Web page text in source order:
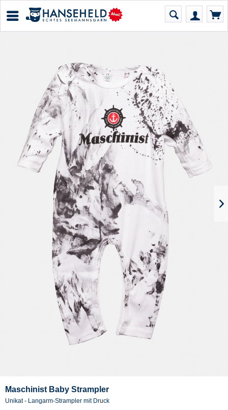
Maschinist Baby Strampler
Unikat - Langarm-Strampler mit Druck